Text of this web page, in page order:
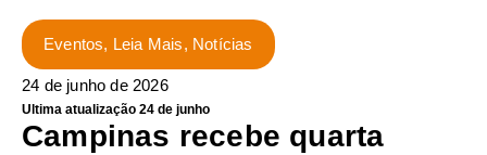
Eventos, Leia Mais, Notícias
24 de junho de 2026
Ultima atualização 24 de junho
Campinas recebe quarta